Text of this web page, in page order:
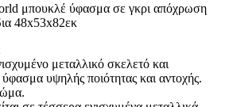
μπουκλέ ύφασμα σε γκρι απόχρωση
48x53x82εκ
μεταλλικό σκελετό και
υψηλής ποιότητας και αντοχής.